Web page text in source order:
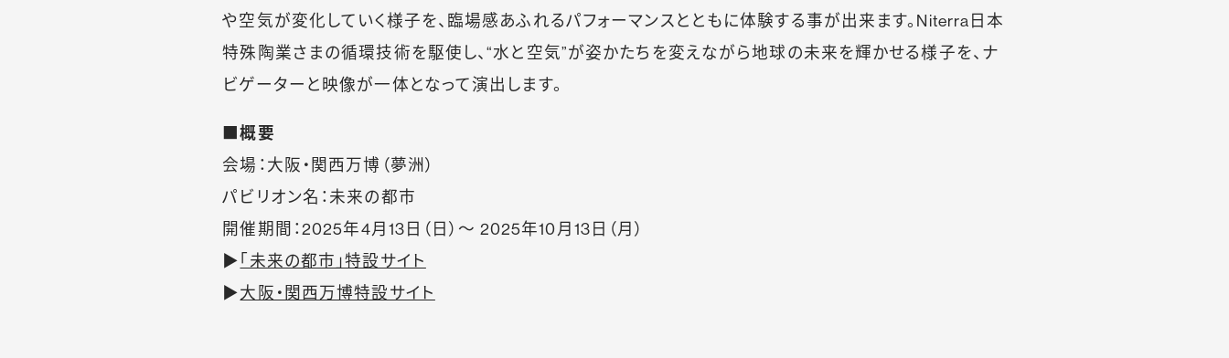
や空気が変化していく様子を、臨場感あふれるパフォーマンスとともに体験する事が出来ます。Niterra日本
特殊陶業さまの循環技術を駆使し、“水と空気”が姿かたちを変えながら地球の未来を輝かせる様子を、ナ
ビゲーターと映像が一体となって演出します。
■概要
会場：大阪・関西万博（夢洲）
パビリオン名：未来の都市
開催期間：2025年4月13日（日）〜 2025年10月13日（月）
▶ 「未来の都市」特設サイト
▶大阪・関西万博特設サイト